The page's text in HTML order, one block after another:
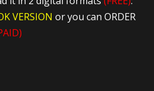
VERSIONor you can ORDER